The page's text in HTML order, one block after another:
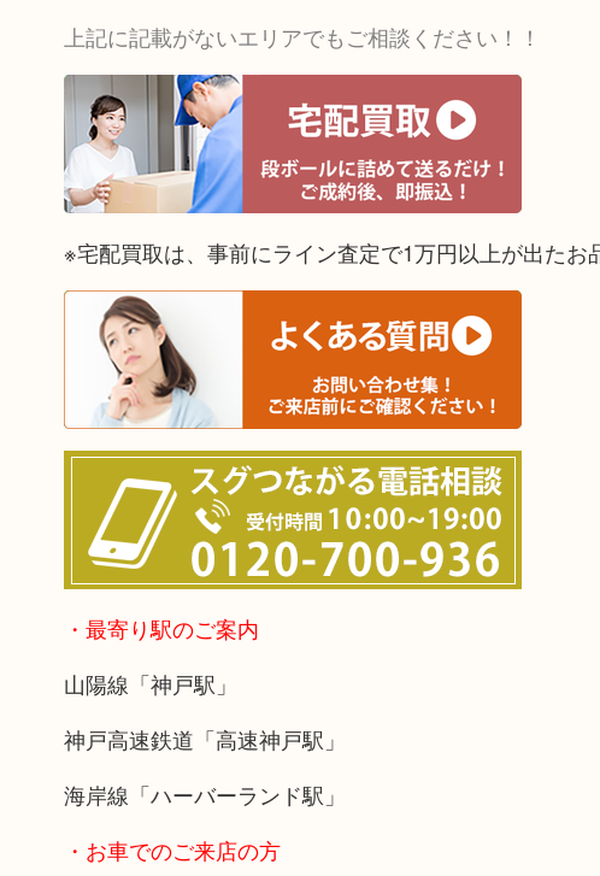
上記に記載がないエリアでもご相談ください！！
※宅配買取は、事前にライン査定で1万円以上が出たお
・最寄り駅のご案内
山陽線「神戸駅」
神戸高速鉄道「高速神戸駅」
海岸線「ハーバーランド駅」
・お車でのご来店の方